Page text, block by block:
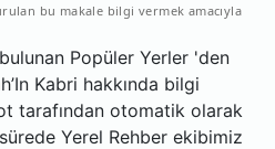
bu makale bilgi vermek amacıyla
Popüler Yerler 'den
Kabri hakkında bilgi
tarafından otomatik olarak
Yerel Rehber ekibimiz